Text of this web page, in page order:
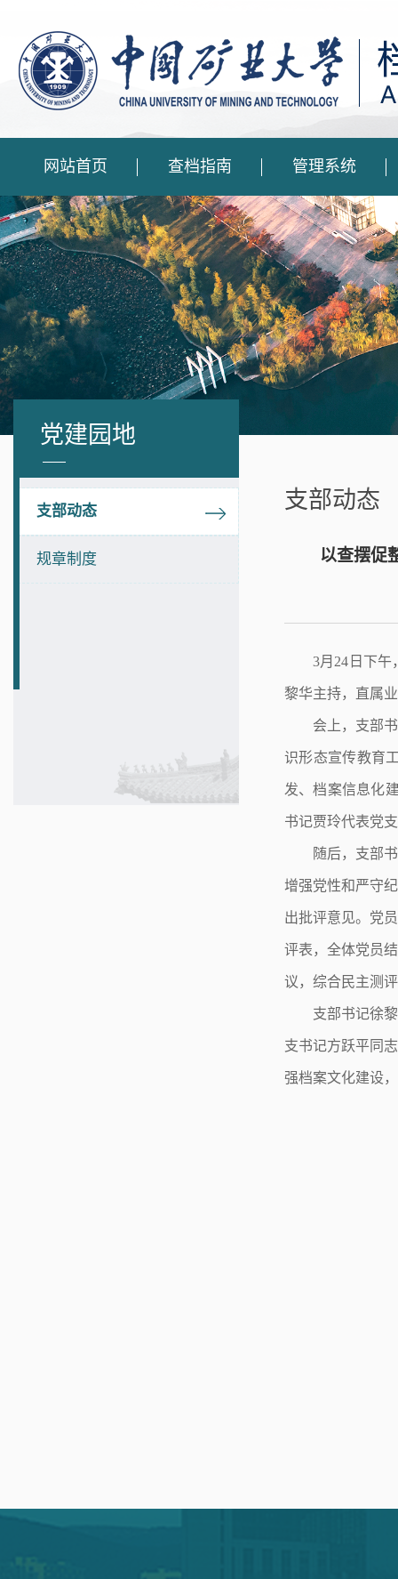
网站首页 查档指南 管理系统
党建园地
支部动态
规章制度
支部动态
以查摆促
3月 24 日 下午
黎华主持， 直属
会上，支部
识形态宣传教育
发、档案信息化
书记贾玲代表党
随后，支部
增强党性和严守
出批评意见。党
评表，全体党员
议，综合民主测
支部书记徐
支书记方跃平 同
强档案文化建设